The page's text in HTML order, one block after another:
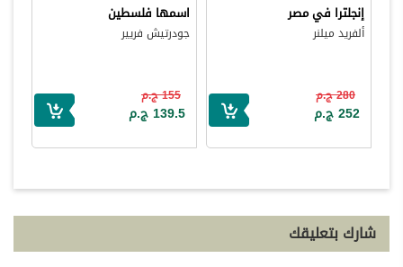
إنجلترا في مصر
ألفريد ميلنر
280 ج.م
252 ج.م
اسمها فلسطين
جودرتيش فريير
155 ج.م
139.5 ج.م
شارك بتعليقك